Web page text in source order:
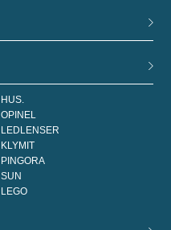
HUS.
OPINEL
LEDLENSER
KLYMIT
PINGORA
SUN
LEGO